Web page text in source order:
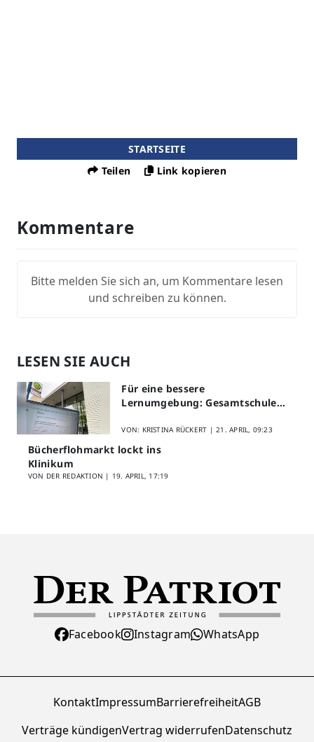
STARTSEITE
Teilen
Link kopieren
Kommentare
Bitte melden Sie sich an, um Kommentare lesen
und schreiben zu können.
LESEN SIE AUCH
Für eine bessere
Lernumgebung: Gesamtschule
Schülerfeedback
VON: KRISTINA RÜCKERT |21. APRIL, 09:23
Bücherflohmarkt lockt ins
Klinikum
VON DER REDAKTION | 19. APRIL, 17:19
Facebook Instagram WhatsApp
KontaktImpressumBarrierefreiheitAGB
Verträge kündigenVertrag widerrufenDatenschutz